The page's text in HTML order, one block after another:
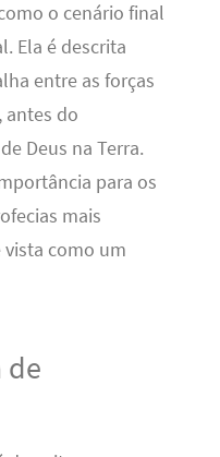
o cenário final
Ela é descrita
entre as forças
antes do
Deus na Terra.
para os
mais
vista como um
de